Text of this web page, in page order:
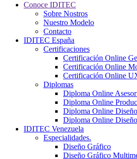
Conoce IDITEC
Sobre Nostros
Nuestro Modelo
Contacto
IDITEC España
Certificaciones
Certificación Online
Certificación Online
Certificación Online
Diplomas
Diploma Online
Diploma Online
Diploma Online
Diploma Online
IDITEC Venezuela
Especialidades.
Diseño Gráfico
Diseño Gráfico